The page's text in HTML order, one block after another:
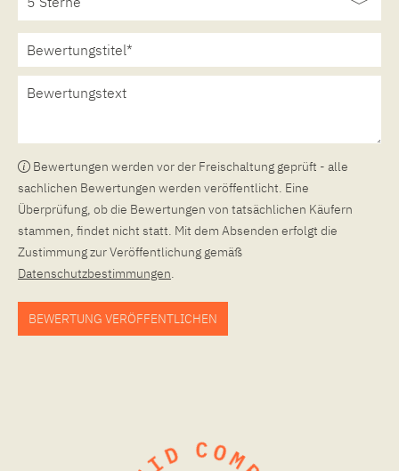
Bewertungen werden vor der Freischaltung geprüft - alle
sachlichen Bewertungen werden veröffentlicht. Eine
Überprüfung, ob die Bewertungen von tatsächlichen Käufern
stammen, findet nicht statt. Mit dem Absenden erfolgt die
Zustimmung zur Veröffentlichung gemäß
Datenschutzbestimmungen.
BEWERTUNG VERÖFFENTLICHEN